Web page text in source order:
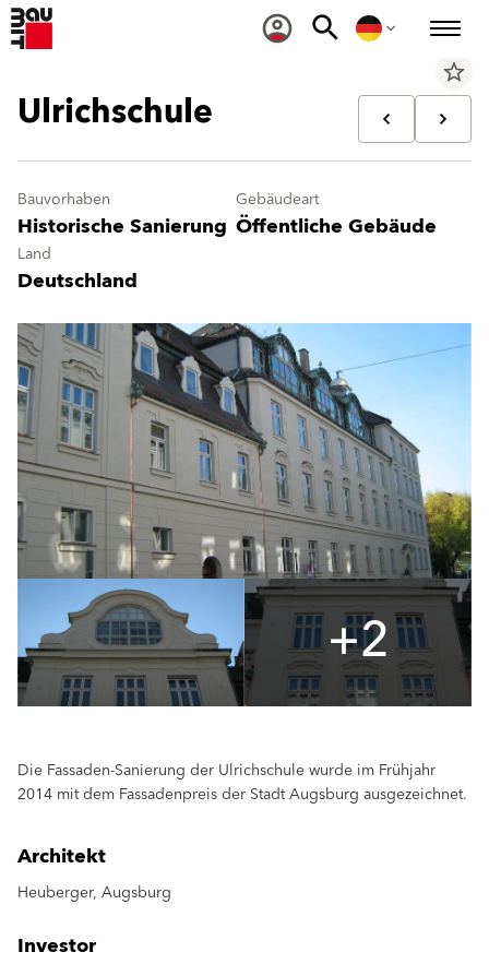
star_border
Ulrichschule
Bauvorhaben
Historische Sanierung
Gebäudeart
Öffentliche Gebäude
Land
Deutschland
+2
Die Fassaden-Sanierung der Ulrichschule wurde im Frühjahr
2014 mit dem Fassadenpreis der Stadt Augsburg ausgezeichnet.
Architekt
Heuberger, Augsburg
Investor